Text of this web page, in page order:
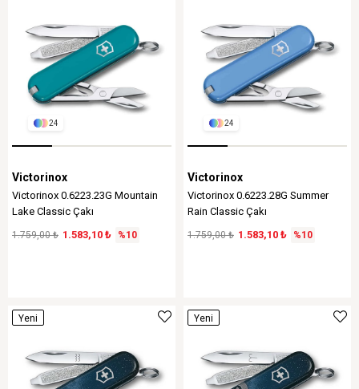
24
Victorinox
Victorinox 0.6223.23G Mountain
Lake Classic Çakı
1.583,10 ₺
1.759,00 ₺ %10
24
Victorinox
Victorinox 0.6223.28G Summer
Rain Classic Çakı
1.583,10 ₺
1.759,00 ₺ %10
Yeni
Yeni